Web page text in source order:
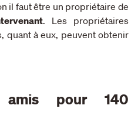
il faut être un propriétaire de
. Les propriétaires
quant à eux, peuvent obtenir
pour 140